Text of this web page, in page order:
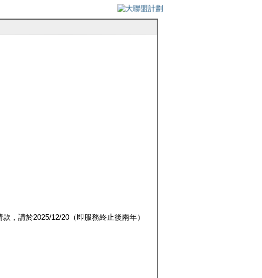
，請於2025/12/20（即服務終止後兩年）